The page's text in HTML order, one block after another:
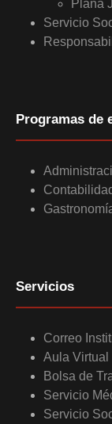
Plana
Servicio
Programas de
Servicios
Correo
Aula Virtual
Bolsa de
Servicio
Servicio